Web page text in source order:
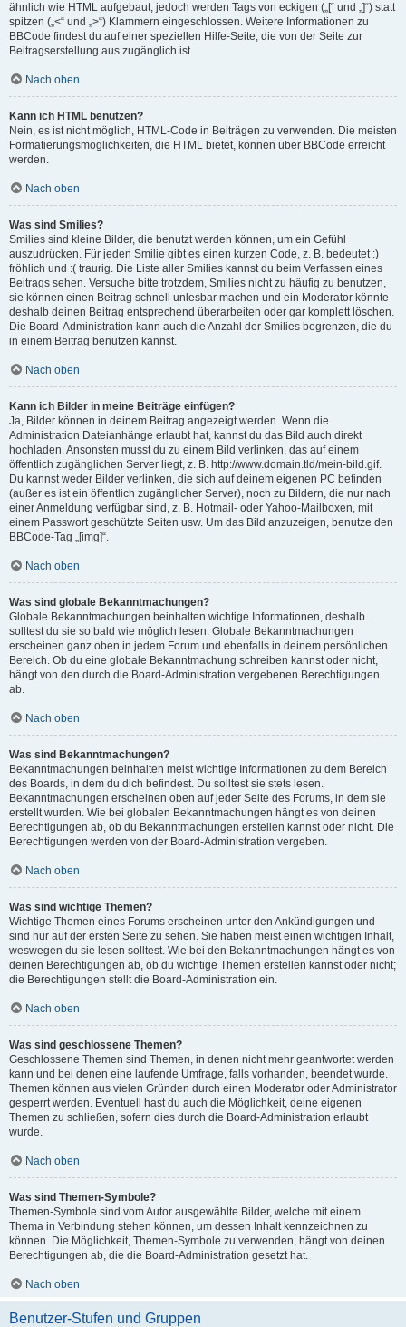
ähnlich wie HTML aufgebaut, jedoch werden Tags von eckigen („[“ und „]“) statt
spitzen („<“ und „>“) Klammern eingeschlossen. Weitere Informationen zu
BBCode findest du auf einer speziellen Hilfe-Seite, die von der Seite zur
Beitragserstellung aus zugänglich ist.
Nach oben
Kann ich HTML benutzen?
Nein, es ist nicht möglich, HTML-Code in Beiträgen zu verwenden. Die meisten
Formatierungsmöglichkeiten, die HTML bietet, können über BBCode erreicht
werden.
Nach oben
Was sind Smilies?
Smilies sind kleine Bilder, die benutzt werden können, um ein Gefühl
auszudrücken. Für jeden Smilie gibt es einen kurzen Code, z. B. bedeutet :)
fröhlich und :( traurig. Die Liste aller Smilies kannst du beim Verfassen eines
Beitrags sehen. Versuche bitte trotzdem, Smilies nicht zu häufig zu benutzen,
sie können einen Beitrag schnell unlesbar machen und ein Moderator könnte
deshalb deinen Beitrag entsprechend überarbeiten oder gar komplett löschen.
Die Board-Administration kann auch die Anzahl der Smilies begrenzen, die du
in einem Beitrag benutzen kannst.
Nach oben
Kann ich Bilder in meine Beiträge einfügen?
Ja, Bilder können in deinem Beitrag angezeigt werden. Wenn die
Administration Dateianhänge erlaubt hat, kannst du das Bild auch direkt
hochladen. Ansonsten musst du zu einem Bild verlinken, das auf einem
öffentlich zugänglichen Server liegt, z. B. http://www.domain.tld/mein-bild.gif.
Du kannst weder Bilder verlinken, die sich auf deinem eigenen PC befinden
(außer es ist ein öffentlich zugänglicher Server), noch zu Bildern, die nur nach
einer Anmeldung verfügbar sind, z. B. Hotmail- oder Yahoo-Mailboxen, mit
einem Passwort geschützte Seiten usw. Um das Bild anzuzeigen, benutze den
BBCode-Tag „[img]“.
Nach oben
Was sind globale Bekanntmachungen?
Globale Bekanntmachungen beinhalten wichtige Informationen, deshalb
solltest du sie so bald wie möglich lesen. Globale Bekanntmachungen
erscheinen ganz oben in jedem Forum und ebenfalls in deinem persönlichen
Bereich. Ob du eine globale Bekanntmachung schreiben kannst oder nicht,
hängt von den durch die Board-Administration vergebenen Berechtigungen
ab.
Nach oben
Was sind Bekanntmachungen?
Bekanntmachungen beinhalten meist wichtige Informationen zu dem Bereich
des Boards, in dem du dich befindest. Du solltest sie stets lesen.
Bekanntmachungen erscheinen oben auf jeder Seite des Forums, in dem sie
erstellt wurden. Wie bei globalen Bekanntmachungen hängt es von deinen
Berechtigungen ab, ob du Bekanntmachungen erstellen kannst oder nicht. Die
Berechtigungen werden von der Board-Administration vergeben.
Nach oben
Was sind wichtige Themen?
Wichtige Themen eines Forums erscheinen unter den Ankündigungen und
sind nur auf der ersten Seite zu sehen. Sie haben meist einen wichtigen Inhalt,
weswegen du sie lesen solltest. Wie bei den Bekanntmachungen hängt es von
deinen Berechtigungen ab, ob du wichtige Themen erstellen kannst oder nicht;
die Berechtigungen stellt die Board-Administration ein.
Nach oben
Was sind geschlossene Themen?
Geschlossene Themen sind Themen, in denen nicht mehr geantwortet werden
kann und bei denen eine laufende Umfrage, falls vorhanden, beendet wurde.
Themen können aus vielen Gründen durch einen Moderator oder Administrator
gesperrt werden. Eventuell hast du auch die Möglichkeit, deine eigenen
Themen zu schließen, sofern dies durch die Board-Administration erlaubt
wurde.
Nach oben
Was sind Themen-Symbole?
Themen-Symbole sind vom Autor ausgewählte Bilder, welche mit einem
Thema in Verbindung stehen können, um dessen Inhalt kennzeichnen zu
können. Die Möglichkeit, Themen-Symbole zu verwenden, hängt von deinen
Berechtigungen ab, die die Board-Administration gesetzt hat.
Nach oben
Benutzer-Stufen und Gruppen